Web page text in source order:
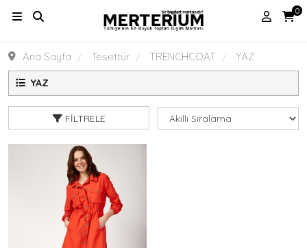
0
Ana Sayfa Tesettür TRENCHCOAT YAZ
YAZ
FILTRELE